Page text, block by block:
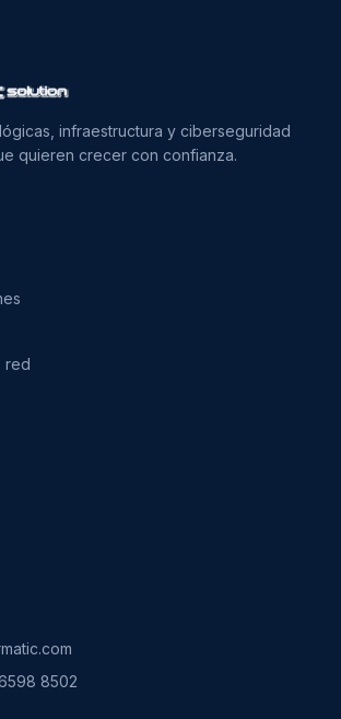
infraestructura y ciberseguridad
quieren crecer con confianza.
red
8502